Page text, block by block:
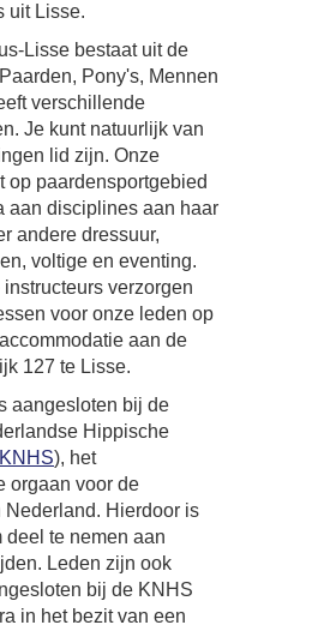
uit Lisse.
Lisse bestaat uit de
Pony's, Mennen
verschillende
Je kunt natuurlijk van
lid zijn. Onze
op paardensportgebied
aan disciplines aan haar
andere dressuur,
voltige en eventing.
verzorgen
voor onze leden op
aan de
127 te Lisse.
aangesloten bij de
Hippische
KNHS), het
orgaan voor de
Nederland. Hierdoor is
deel te nemen aan
Leden zijn ook
bij de KNHS
in het bezit van een